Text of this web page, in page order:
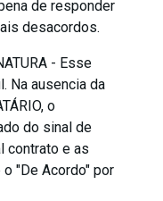
de responder
desacordos.
- Esse
Na ausencia da
o
do sinal de
contrato e as
"De Acordo" por